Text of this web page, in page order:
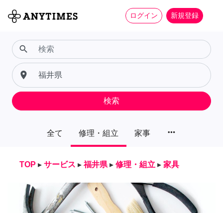
ログイン 新規登録
全て 修理・組立 家事 more_horiz
search
place
検索
TOP ▸ サービス ▸ 福井県 ▸ 修理・組立 ▸ 家具